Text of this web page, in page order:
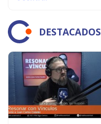
DESTACADOS